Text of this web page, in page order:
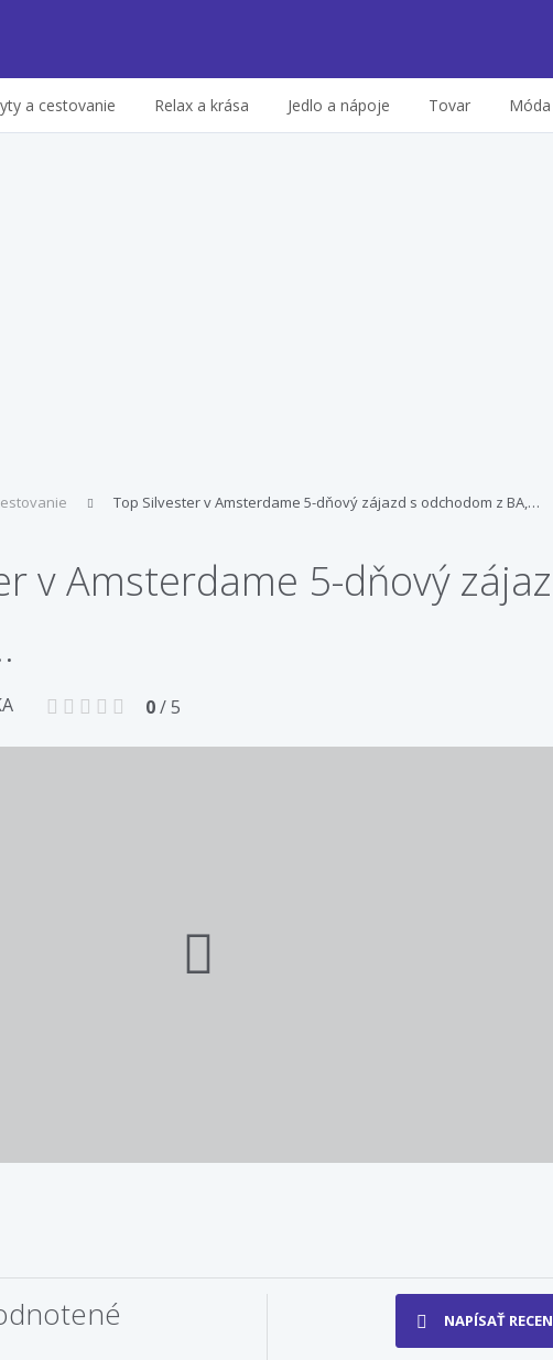
a cestovanie Relax a krása Jedlo a nápoje Tovar
Top Silvester v Amsterdame 5-dňový zájazd s odchodom z BA,…
v Amsterdame 5-dňový
0/ 5
NAPÍSAŤ